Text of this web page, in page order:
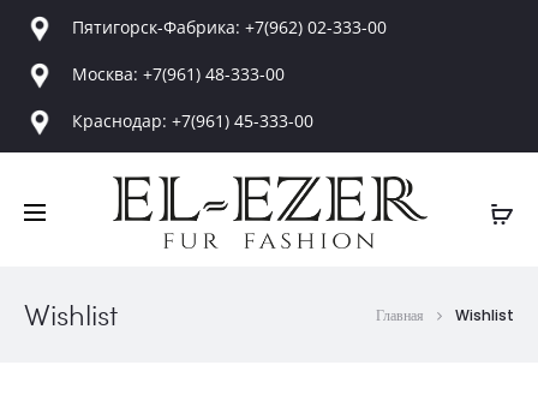
Пятигорск-Фабрика: +7(962) 02-333-00
Москва: +7(961) 48-333-00
Краснодар: +7(961) 45-333-00
Wishlist Главная Wishlist